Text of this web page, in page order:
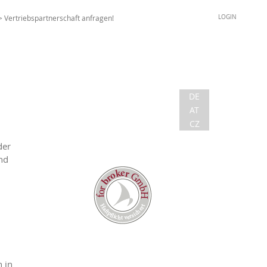
DE
AT
CZ
LOGIN
Vertriebspartnerschaft anfragen!
in